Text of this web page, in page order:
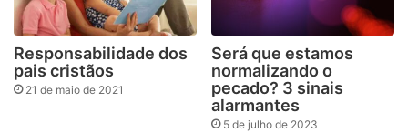
Responsabilidade dos
pais cristãos
21 de maio de 2021
Será que estamos
normalizando o
pecado? 3 sinais
alarmantes
5 de julho de 2023